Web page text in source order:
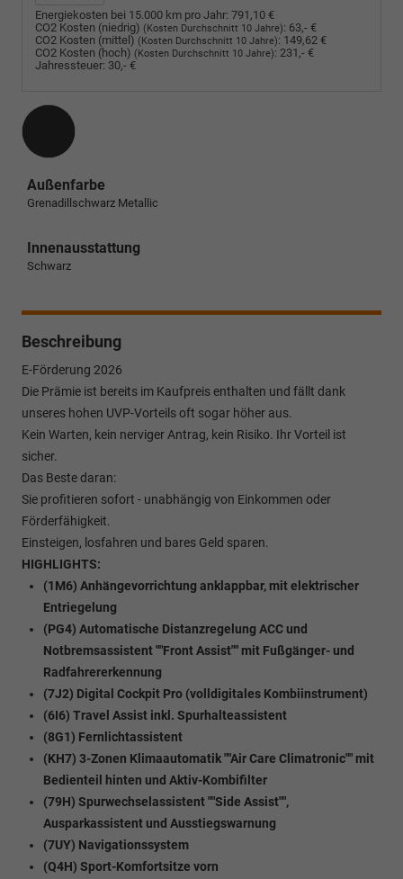
Energiekosten bei 15.000 km pro Jahr: 791,10 €
CO2 Kosten (niedrig) (Kosten Durchschnitt 10 Jahre): 63,- €
CO2 Kosten (mittel) (Kosten Durchschnitt 10 Jahre): 149,62 €
CO2 Kosten (hoch) (Kosten Durchschnitt 10 Jahre): 231,- €
Jahressteuer: 30,- €
Außenfarbe
Grenadillschwarz Metallic
Innenausstattung
Schwarz
Beschreibung
E-Förderung 2026
Die Prämie ist bereits im Kaufpreis enthalten und fällt dank
unseres hohen UVP-Vorteils oft sogar höher aus.
Kein Warten, kein nerviger Antrag, kein Risiko. Ihr Vorteil ist
sicher.
Das Beste daran:
Sie profitieren sofort - unabhängig von Einkommen oder
Förderfähigkeit.
Einsteigen, losfahren und bares Geld sparen.
HIGHLIGHTS:
(1M6) Anhängevorrichtung anklappbar, mit elektrischer
Entriegelung
(PG4) Automatische Distanzregelung ACC und
Notbremsassistent ""Front Assist"" mit Fußgänger- und
Radfahrererkennung
(7J2) Digital Cockpit Pro (volldigitales Kombiinstrument)
(6I6) Travel Assist inkl. Spurhalteassistent
(8G1) Fernlichtassistent
(KH7) 3-Zonen Klimaautomatik ""Air Care Climatronic"" mit
Bedienteil hinten und Aktiv-Kombifilter
(79H) Spurwechselassistent ""Side Assist"",
Ausparkassistent und Ausstiegswarnung
(7UY) Navigationssystem
(Q4H) Sport-Komfortsitze vorn